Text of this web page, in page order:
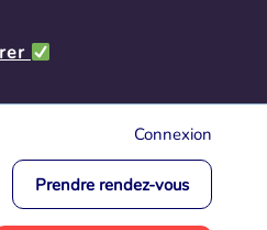
Connexion
Prendre rendez-vous